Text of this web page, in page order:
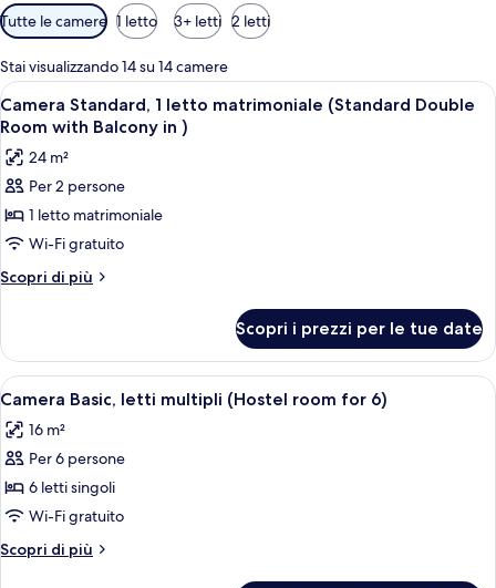
Filtri
disponibili
per
le
camere
Tutte le camere 1 letto 3+ letti 2 letti
Stai visualizzando 14 su 14 camere
Apri
tutte
le
foto
per
Camera
Standard,
1
(Standard
Double
Room
with
Balcony
in
)
Una camera d'albergo con un letto
1
Camera Standard, 1 letto matrimoniale (Standard Double
Room with Balcony in )
24 m²
Per 2 persone
1 letto matrimoniale
Wi-Fi gratuito
Scopri di più
Altri
Standard,
letto
(Standard
Double
with
Balcony
)
Scopri i prezzi per le tue date
Apri
tutte
le
foto
per
Camera
Basic,
letti
Una camera con un letto a castello,
2
Camera Basic, letti multipli (Hostel room for 6)
16 m²
Per 6 persone
6 letti singoli
Wi-Fi gratuito
Scopri di più
Altri